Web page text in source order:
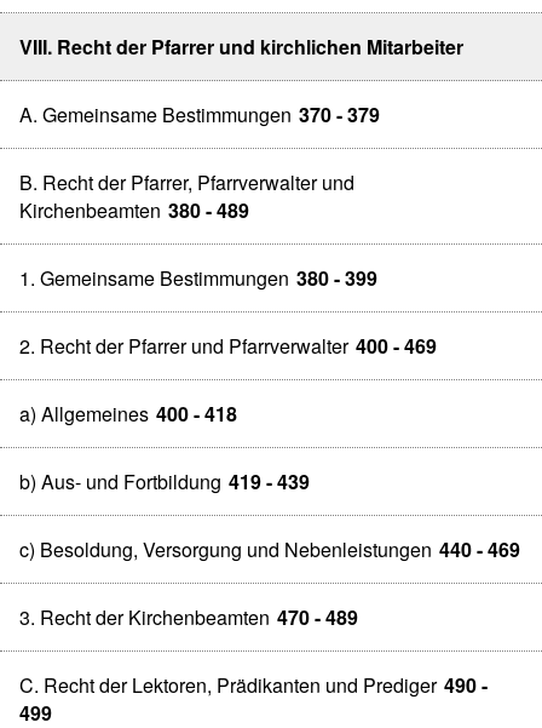
VIII. Recht der Pfarrer und kirchlichen Mitarbeiter
A. Gemeinsame Bestimmungen 370 - 379
B. Recht der Pfarrer, Pfarrverwalter und
Kirchenbeamten 380 - 489
1. Gemeinsame Bestimmungen 380 - 399
2. Recht der Pfarrer und Pfarrverwalter 400 - 469
a) Allgemeines 400 - 418
b) Aus- und Fortbildung 419 - 439
c) Besoldung, Versorgung und Nebenleistungen 440 - 469
3. Recht der Kirchenbeamten 470 - 489
C. Recht der Lektoren, Prädikanten und Prediger 490 -
499